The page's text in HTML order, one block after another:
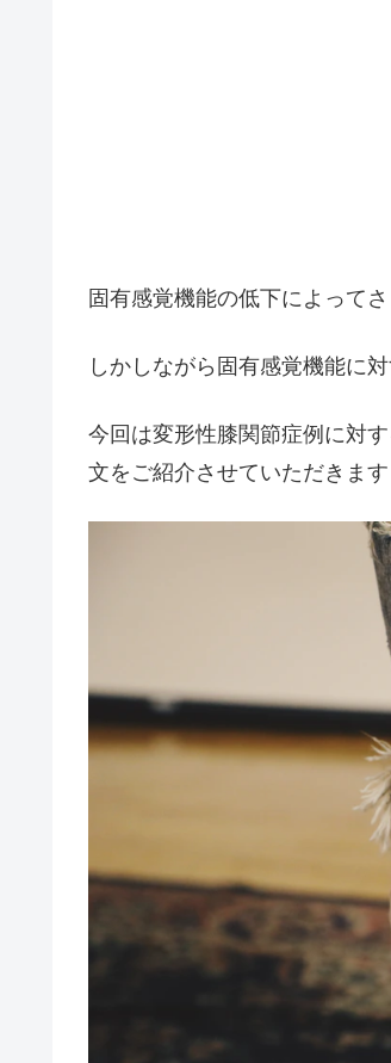
固有感覚機能の低下によって
しかしながら固有感覚機能に
今回は変形性膝関節症例に対
文をご紹介させていただきます